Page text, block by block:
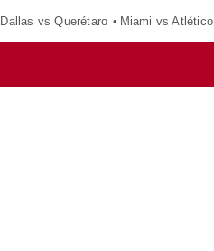
Dallas vs Querétaro Miami vs Atlético